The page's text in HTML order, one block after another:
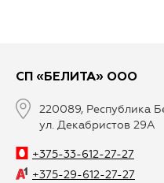
СП «БЕЛИТА» ООО
220089, Республика
ул. Декабристов 29А
+375-33-612-27-27
+375-29-612-27-27